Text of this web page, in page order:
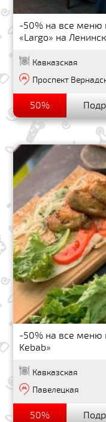
-50% на все меню
«Largo» на
Кавказская
Проспект
50%
-50% на все меню
Kebab»
Кавказская
Павелецкая
50%